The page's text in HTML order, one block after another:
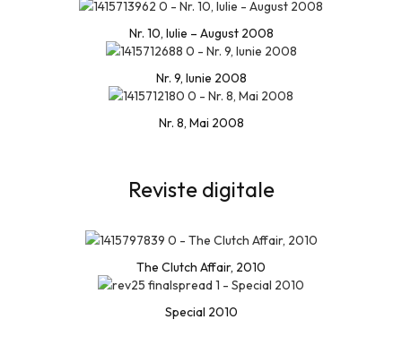
Nr. 10, Iulie – August 2008
Nr. 9, Iunie 2008
Nr. 8, Mai 2008
Reviste digitale
The Clutch Affair, 2010
Special 2010